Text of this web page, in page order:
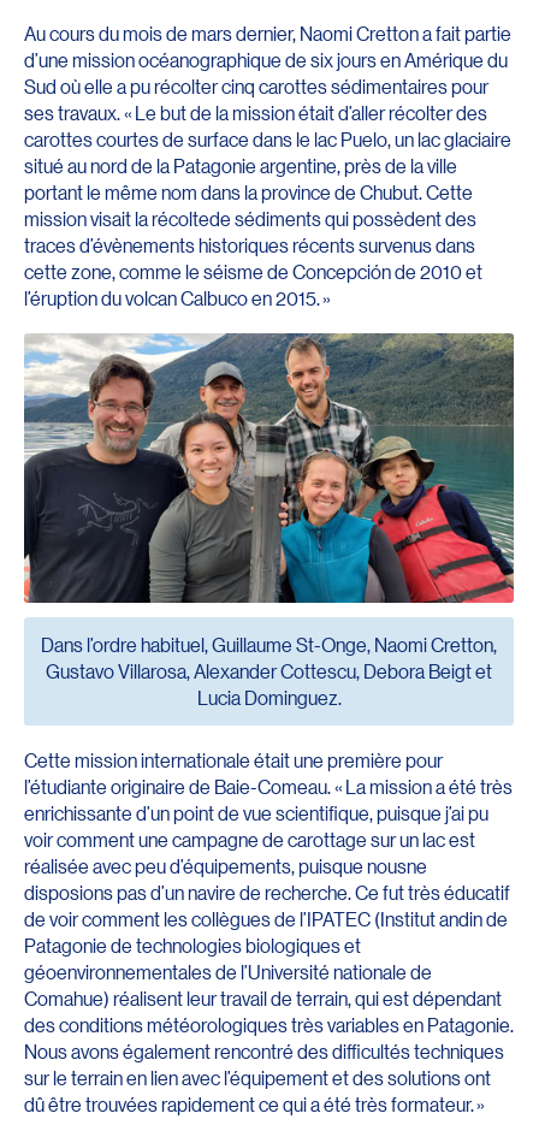
Au cours du mois de mars dernier, Naomi Cretton a fait partie
d’une mission océanographique de six jours en Amérique du
Sud où elle a pu récolter cinq carottes sédimentaires pour
ses travaux. « Le but de la mission était d’aller récolter des
carottes courtes de surface dans le lac Puelo, un lac glaciaire
situé au nord de la Patagonie argentine, près de la ville
portant le même nom dans la province de Chubut. Cette
mission visait la récoltede sédiments qui possèdent des
traces d’évènements historiques récents survenus dans
cette zone, comme le séisme de Concepción de 2010 et
l’éruption du volcan Calbuco en 2015. »
Dans l’ordre habituel, Guillaume St-Onge, Naomi Cretton,
Gustavo Villarosa, Alexander Cottescu, Debora Beigt et
Lucia Dominguez.
Cette mission internationale était une première pour
l’étudiante originaire de Baie-Comeau. « La mission a été très
enrichissante d’un point de vue scientifique, puisque j’ai pu
voir comment une campagne de carottage sur un lac est
réalisée avec peu d’équipements, puisque nousne
disposions pas d’un navire de recherche. Ce fut très éducatif
de voir comment les collègues de l’IPATEC (Institut andin de
Patagonie de technologies biologiques et
géoenvironnementales de l’Université nationale de
Comahue) réalisent leur travail de terrain, qui est dépendant
des conditions météorologiques très variables en Patagonie.
Nous avons également rencontré des difficultés techniques
sur le terrain en lien avec l’équipement et des solutions ont
dû être trouvées rapidement ce qui a été très formateur. »